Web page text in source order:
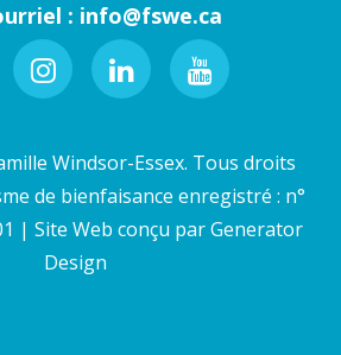
: info@fswe.ca
Instagram
LinkedinYoutube
Windsor-Essex. Tous droits
de bienfaisance enregistré : n°
| Site Web conçu parGenerator
Design